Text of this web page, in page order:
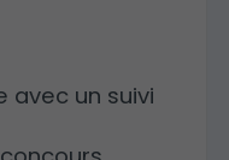
avec un suivi